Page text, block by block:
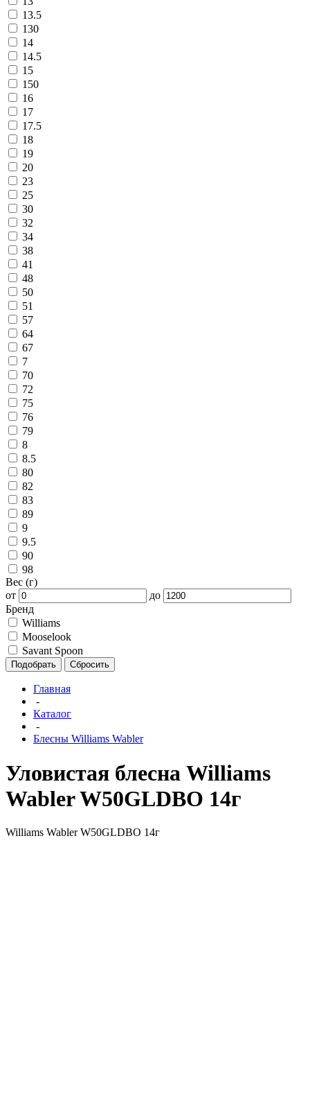
13.5
130
14
14.5
15
150
16
17
17.5
18
19
20
23
25
30
32
34
38
41
48
50
51
57
64
67
7
70
72
75
76
79
8
8.5
80
82
83
89
9
9.5
90
98
Вес (г)
от
до
Бренд
Williams
Mooselook
Savant Spoon
Подобрать Сбросить
Главная
-
Каталог
-
Блесны Williams Wabler
Уловистая блесна Williams
Wabler W50GLDBO 14г
Williams Wabler W50GLDBO 14г